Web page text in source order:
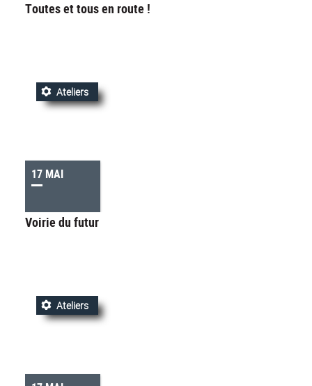
Toutes et tous en route !
17 MAI
Ateliers
Voirie du futur
Ateliers